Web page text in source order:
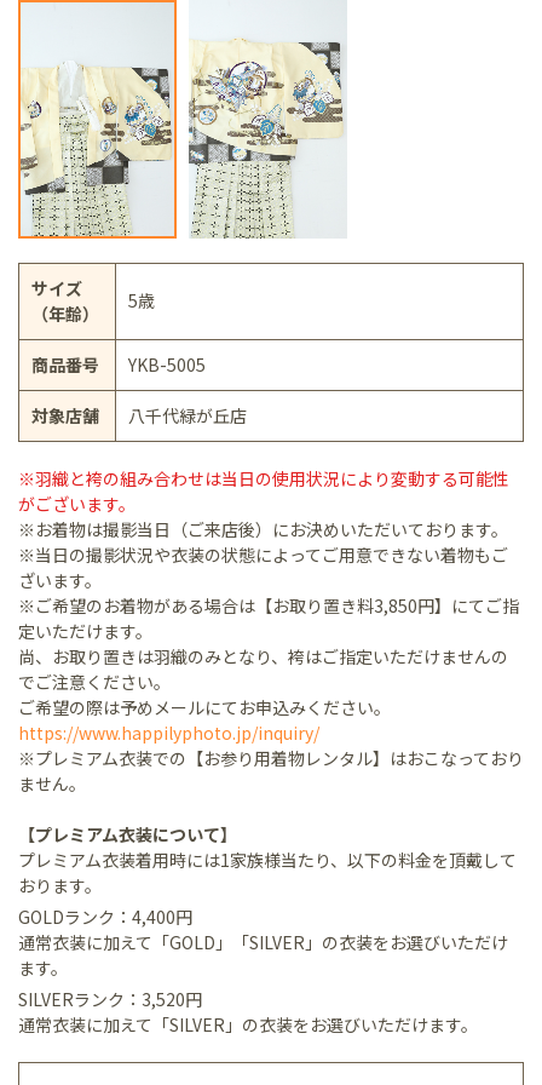
サイズ
（年齢）
5歳
商品番号 YKB-5005
対象店舗 八千代緑が丘店
※羽織と袴の組み合わせは当日の使用状況により変動する可能性
がございます。
※お着物は撮影当日（ご来店後）にお決めいただいております。
※当日の撮影状況や衣装の状態によってご用意できない着物もご
ざいます。
※ご希望のお着物がある場合は【お取り置き料3,850円】にてご指
定いただけます。
尚、お取り置きは羽織のみとなり、袴はご指定いただけませんの
でご注意ください。
ご希望の際は予めメールにてお申込みください。
https://www.happilyphoto.jp/inquiry/
※プレミアム衣装での【お参り用着物レンタル】はおこなっており
ません。
【プレミアム衣装について】
プレミアム衣装着用時には1家族様当たり、以下の料金を頂戴して
おります。
GOLDランク：4,400円
通常衣装に加えて「GOLD」「SILVER」の衣装をお選びいただけ
ます。
SILVERランク：3,520円
通常衣装に加えて「SILVER」の衣装をお選びいただけます。